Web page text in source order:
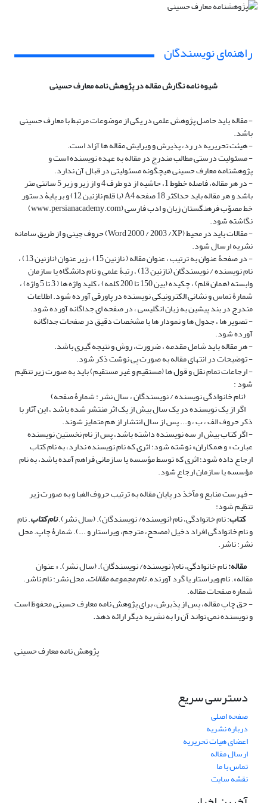
راهنمای نویسندگان
شیوه نامه نگارش مقاله در پژوهش نامه معارف حسینی
- مقاله باید حاصل پژوهش علمی در یکی از موضوعات مرتبط با معارف حسینی
باشد.
- هیئت تحریریه در رد، پذیرش و ویرایش مقاله ها آزاد است.
- مسئولیت درستی مطالب مندرج در مقاله به عهده نویسنده است و
پژوهشنامه معارف حسینی هیچگونه مسئولیتی در قبال آن ندارد.
- در هر مقاله، فاصله خطوط 1، حاشیه از دو طرف 4 و از زیر و زبر 5 سانتی متر
باشد و هر مقاله باید حداکثر 18 صفحه A4 (با قلم نازنین 12) و بر پایۀ دستور
خط مصوّب فرهنگستان زبان و ادب فارسی (www.persianacademy.com)
نگاشته شود.
- مقالات باید در محیط (Word 2000 / 2003 /XP) حروف چینی و از طریق سامانه
نشریه ارسال شود.
- در صفحۀ عنوان به ترتیب ، عنوان مقاله ( نازنین 15) ، زیر عنوان (نازنین 13) ،
نام نویسنده / نویسندگان (نازنین 13) ، رتبۀ علمی و نام دانشگاه یا سازمان
وابسته (همان قلم) ، چکیده (بین 150 تا 200 کلمه) ، کلید واژه ها ( 3 تا 5 واژه) ،
شمارۀ تماس و نشانی الکترونیکی نویسنده در پاورقی آورده شود. اطلاعات
مندرج در بند پیشین به زبان انگلیسی ، در صفحه ای جداگانه آورده شود.
- تصویر ها ، جدول ها و نمودار ها با مشخصات دقیق در صفحات جداگانه
آورده شود.
- هر مقاله باید شامل مقدمه ، ضرورت، روش و نتیجه گیری باشد.
- توضیحات در انتهای مقاله به صورت پی نوشت ذکر شود.
- ارجاعات تمام نقل و قول ها (مستقیم و غیر مستقیم) باید به صورت زیر تنظیم
شود :
(نام خانوادگی نویسنده / نویسندگان ، سال نشر : شمارۀ صفحه)
اگر از یک نویسنده در یک سال بیش از یک اثر منتشر شده باشد ، این آثار با
ذکر حروف الف ، ب ، و... پس از سال انتشار از هم متمایز شوند.
- اگر کتاب بیش ار سه نویسنده داشته باشد، پس از نام نخستین نویسنده
عبارت « و همکاران» نوشته شود؛ اثری که نام نویسنده ندارد، به نام کتاب
ارجاع داده شود؛ اثری که توسط مؤسسه یا سازمانی فراهم آمده باشد، به نام
مؤسسه یا سازمان ارجاع شود.
- فهرست منابع و مآخذ در پایان مقاله به ترتیب حروف الفبا و به صورت زیر
تنظیم شود:
کتاب: نام خانوادگی، نام (نویسنده/ نویسندگان). (سال نشر).نام کتاب. نام
و نام خانوادگی افراد دخیل (مصحح، مترجم، ویراستار و ...). شمارۀ چاپ. محل
نشر: ناشر.
مقاله:نام خانوادگی، نام( نویسنده/ نویسندگان). (سال نشر). « عنوان
مقاله». نام ویراستار یا گرد آورنده.نام مجموعه مقالات.محل نشر: نام ناشر.
شماره صفحات مقاله.
- حق چاپ مقاله، پس از پذیرش، برای پژوهش نامه معارف حسینی محفوظ است
و نویسنده نمی تواند آن را به نشریه دیگر ارائه دهد.
پژوهش نامه معارف حسینی
دسترسی سریع
صفحه اصلی
درباره نشریه
اعضای هیات تحریریه
ارسال مقاله
تماس با ما
نقشه سایت